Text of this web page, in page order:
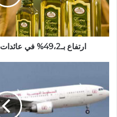
ارتفاع بـ49،2% في عائدات صادرات زيت الزيتون..